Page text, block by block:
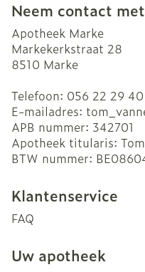
Neem contact
Apotheek Marke
Markekerkstraat 28
8510 Marke
Telefoon: 056 22 29 40
E-mailadres:
APB nummer: 342701
Apotheek titularis:
BTW nummer:
Klantenservice
FAQ
Uw apotheek